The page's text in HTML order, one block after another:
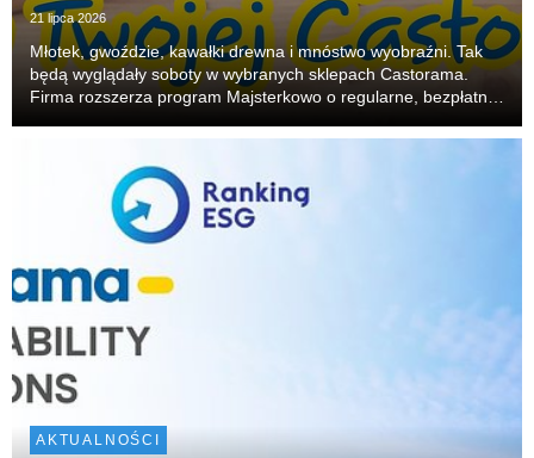
21 lipca 2026
Młotek, gwoździe, kawałki drewna i mnóstwo wyobraźni. Tak
będą wyglądały soboty w wybranych sklepach Castorama.
Firma rozszerza program Majsterkowo o regularne, bezpłatne
budować, skręcać i tworzyć własne projekty, r...
AKTUALNOŚCI